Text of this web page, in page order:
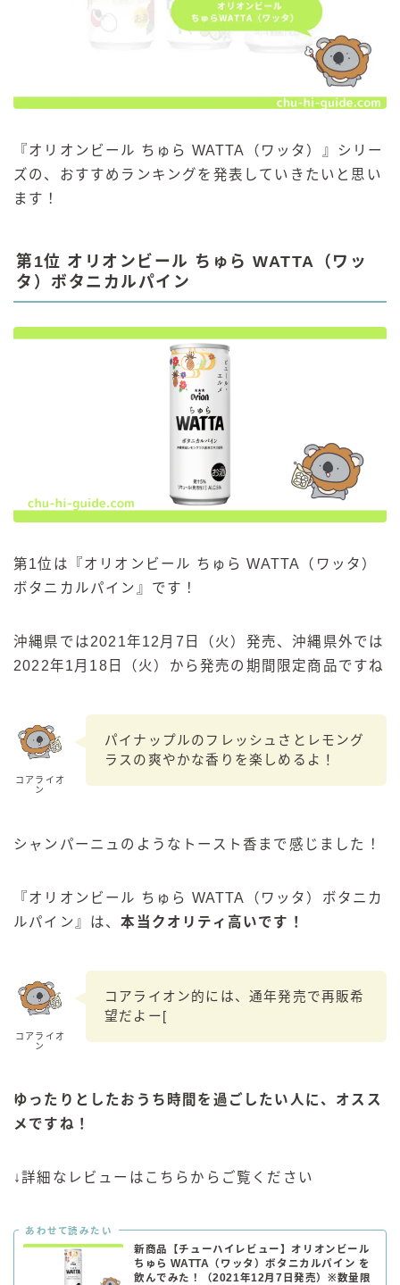
『オリオンビール ちゅら WATTA（ワッタ）』シリー
ズの、おすすめランキングを発表していきたいと思い
ます！
第1位 オリオンビール ちゅら WATTA（ワッ
タ）ボタニカルパイン
第1位は『オリオンビール ちゅら WATTA（ワッタ）
ボタニカルパイン』です！
沖縄県では2021年12月7日（火）発売、沖縄県外では
2022年1月18日（火）から発売の期間限定商品ですね
コアライオ
ン
パイナップルのフレッシュさとレモング
ラスの爽やかな香りを楽しめるよ！
シャンパーニュのようなトースト香まで感じました！
『オリオンビール ちゅら WATTA（ワッタ）ボタニカ
ルパイン』は、本当クオリティ高いです！
コアライオ
ン
コアライオン的には、通年発売で再販希
望だよー[
ゆったりとしたおうち時間を過ごしたい人に、オスス
メですね！
↓詳細なレビューはこちらからご覧ください
あわせて読みたい
新商品【チューハイレビュー】オリオンビール
ちゅら WATTA（ワッタ）ボタニカルパイン を
飲んでみた！（2021年12月7日発売）※数量限